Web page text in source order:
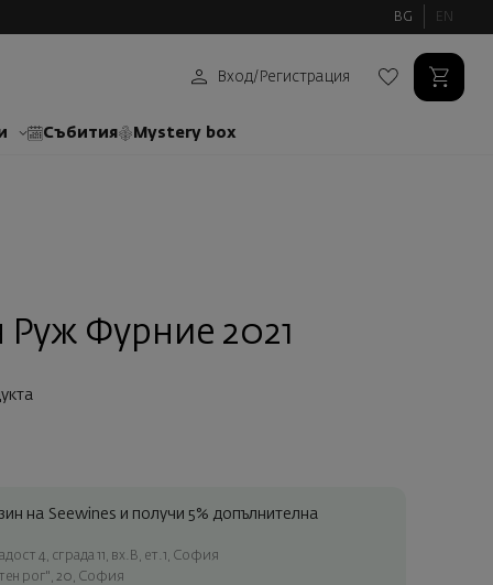
BG EN
Вход/ Регистрация
Събития Mystery box
Фурние 2021
на Seewines и получи 5% допълнителна
4, сграда 11, вх.В, ет.1, София
рог", 20, София